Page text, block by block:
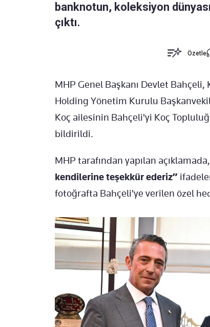
banknotun, koleksiyon
çıktı.
Özetle
MHP Genel Başkanı Devlet
Holding Yönetim Kurulu
Koç ailesinin Bahçeli'yi Koç
bildirildi.
MHP tarafından yapılan açıklamada,
kendilerine teşekkür ederiz”
fotoğrafta Bahçeli'ye verilen özel